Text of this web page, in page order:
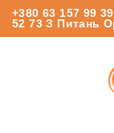
+380 63 157 99 39
52 73 З Питань